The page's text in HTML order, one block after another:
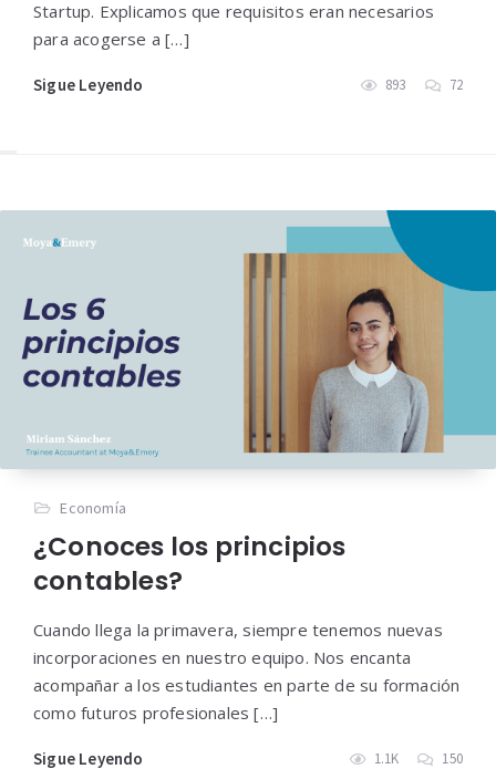
Startup. Explicamos que requisitos eran necesarios
para acogerse a […]
Sigue Leyendo 893 72
Economía
¿Conoces los principios
contables?
Cuando llega la primavera, siempre tenemos nuevas
incorporaciones en nuestro equipo. Nos encanta
acompañar a los estudiantes en parte de su formación
como futuros profesionales […]
Sigue Leyendo 1.1K 150